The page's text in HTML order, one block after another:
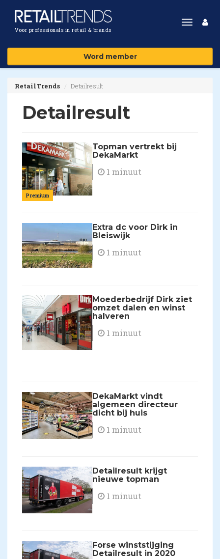
Voor professionals in retail & brands
Toggle
Word member
RetailTrends Detailresult
Detailresult
Premium
Topman vertrekt bij
DekaMarkt
1 minuut
Extra dc voor Dirk in
Bleiswijk
1 minuut
Moederbedrijf Dirk ziet
omzet dalen en winst
halveren
1 minuut
DekaMarkt vindt
algemeen directeur
dicht bij huis
1 minuut
Detailresult krijgt
nieuwe topman
1 minuut
Forse winststijging
Detailresult in 2020